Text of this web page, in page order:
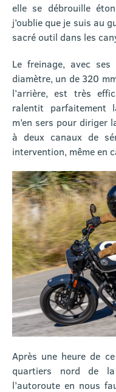
elle se débrouille
j’oublie que je suis au
sacré outil dans les
Le freinage, avec
diamètre, un de 320
l’arrière, est très
ralentit parfaitement
m’en sers pour diriger
à deux canaux de
intervention, même en
Après une heure de
quartiers nord de la
l’autoroute en nous